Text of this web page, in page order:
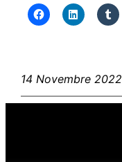
14 Novembre 2022